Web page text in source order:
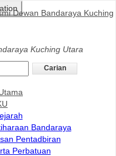
Kuching Utara
Bandaraya
Pentadbiran
Perbatuan
Caj >Perkhidmatan
Pokok
(LNP)